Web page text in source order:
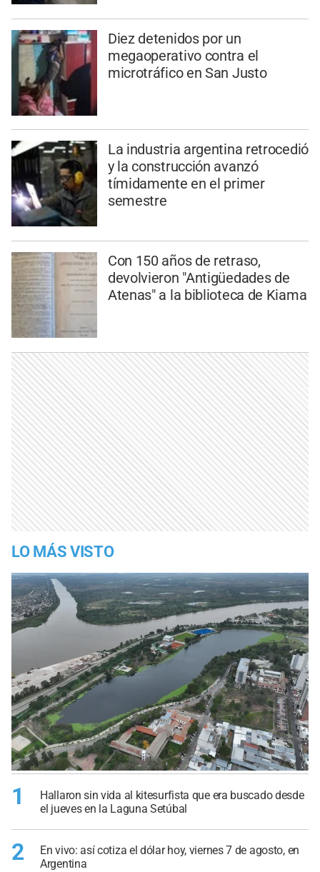
Diez detenidos por un
megaoperativo contra el
microtráfico en San Justo
La industria argentina retrocedió
y la construcción avanzó
tímidamente en el primer
semestre
Con 150 años de retraso,
devolvieron "Antigüedades de
Atenas" a la biblioteca de Kiama
LO MÁS VISTO
1
Hallaron sin vida al kitesurfista que era buscado desde
el jueves en la Laguna Setúbal
2
En vivo: así cotiza el dólar hoy, viernes 7 de agosto, en
Argentina